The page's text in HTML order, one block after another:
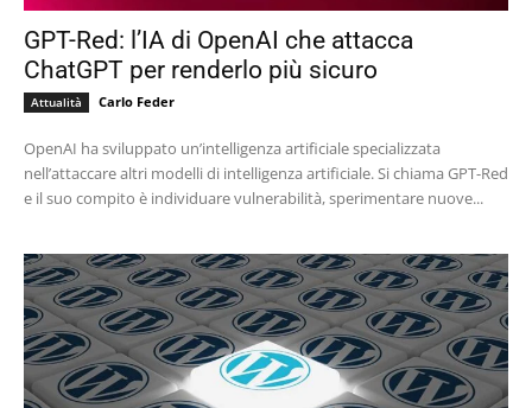
GPT-Red: l’IA di OpenAI che attacca
ChatGPT per renderlo più sicuro
Attualità Carlo Feder
OpenAI ha sviluppato un’intelligenza artificiale specializzata
nell’attaccare altri modelli di intelligenza artificiale. Si chiama GPT-Red
e il suo compito è individuare vulnerabilità, sperimentare nuove...